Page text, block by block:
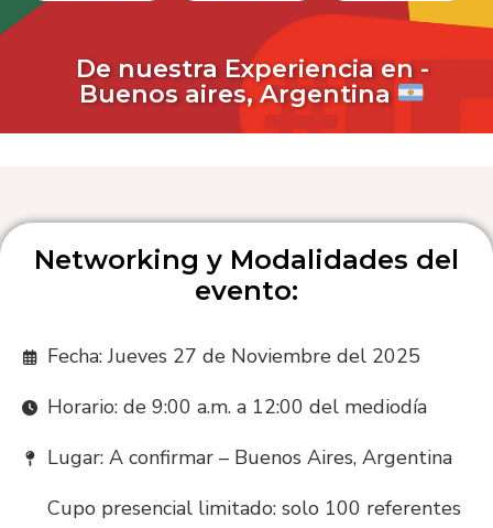
De nuestra Experiencia en -
Buenos aires, Argentina
Networking y Modalidades del
evento:
Fecha: Jueves 27 de Noviembre del 2025
Horario: de 9:00 a.m. a 12:00 del mediodía
Lugar: A confirmar – Buenos Aires, Argentina
Cupo presencial limitado: solo 100 referentes